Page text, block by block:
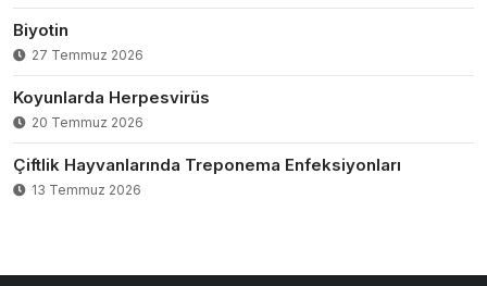
Biyotin
27 Temmuz 2026
Koyunlarda Herpesvirüs
20 Temmuz 2026
Çiftlik Hayvanlarında Treponema Enfeksiyonları
13 Temmuz 2026